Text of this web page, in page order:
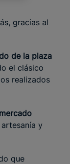
gracias al
de la plaza
el clásico
realizados
mercado
y
que